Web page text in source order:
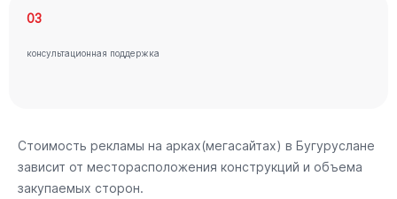
03
консультационная поддержка
Стоимость рекламы на арках(мегасайтах) в Бугуруслане
зависит от месторасположения конструкций и объема
закупаемых сторон.